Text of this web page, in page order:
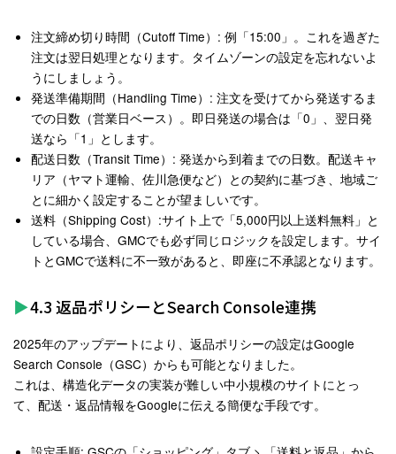
注文締め切り時間（Cutoff Time） : 例「15:00」。これを過ぎた
注文は翌日処理となります。タイムゾーンの設定を忘れないよ
うにしましょう。
発送準備期間（Handling Time） : 注文を受けてから発送するま
での日数（営業日ベース）。即日発送の場合は「0」、翌日発
送なら「1」とします。
配送日数（Transit Time） : 発送から到着までの日数。配送キャ
リア（ヤマト運輸、佐川急便など）との契約に基づき、地域ご
とに細かく設定することが望ましいです。
送料（Shipping Cost） :サイト上で「5,000円以上送料無料」と
している場合、GMCでも必ず同じロジックを設定します。サイ
トとGMCで送料に不一致があると、即座に不承認となります。
4.3 返品ポリシーとSearch Console連携
2025年のアップデートにより、返品ポリシーの設定はGoogle
Search Console（GSC）からも可能となりました。
これは、構造化データの実装が難しい中小規模のサイトにとっ
て、配送・返品情報をGoogleに伝える簡便な手段です。